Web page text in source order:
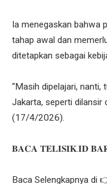
Ia menegaskan bahwa
tahap awal dan
ditetapkan sebagai
“Masih dipelajari, nanti,
Jakarta, seperti dilansir
(17/4/2026).
𝐁𝐀𝐂𝐀 𝐓𝐄𝐋𝐈𝐒𝐈𝐊.𝐈𝐃
Baca Selengkapnya di